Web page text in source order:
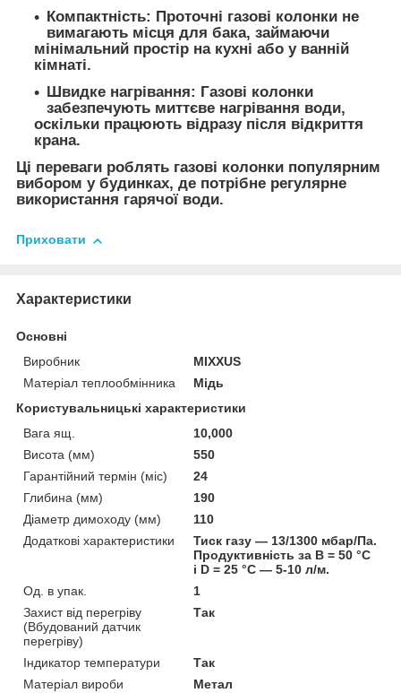
Компактність: Проточні газові колонки не
вимагають місця для бака, займаючи
мінімальний простір на кухні або у ванній
кімнаті.
Швидке нагрівання: Газові колонки
забезпечують миттєве нагрівання води,
оскільки працюють відразу після відкриття
крана.
Ці переваги роблять газові колонки популярним
вибором у будинках, де потрібне регулярне
використання гарячої води.
Приховати
Характеристики
Основні
Виробник
MIXXUS
Матеріал теплообмінника
Мідь
Користувальницькі характеристики
Вага ящ.
10,000
Висота (мм)
550
Гарантійний термін (міс)
24
Глибина (мм)
190
Діаметр димоходу (мм)
110
Додаткові характеристики
Тиск газу — 13/1300 мбар/Па.
Продуктивність за B = 50 °C
і D = 25 °C — 5-10 л/м.
Од. в упак.
1
Захист від перегріву
(Вбудований датчик
перегріву)
Так
Індикатор температури
Так
Матеріал вироби
Метал